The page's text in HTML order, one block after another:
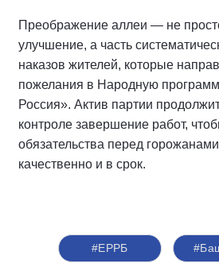
Преображение аллеи — не
улучшение, а часть
наказов жителей, которые
пожелания в Народную
Россия». Актив партии
контроле завершение работ,
обязательства перед
качественно и в срок.
#ЕРРБ